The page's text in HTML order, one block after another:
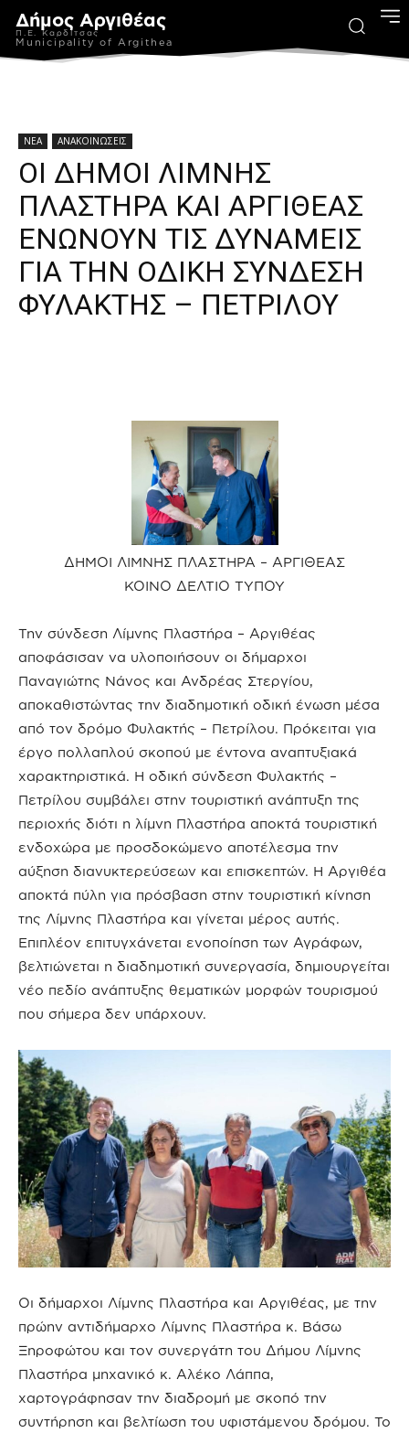
Δήμος Αργιθέας
Π.Ε. Καρδίτσας
Municipality of Argithea
ΝΕΑ ΑΝΑΚΟΙΝΩΣΕΙΣ
ΟΙ ΔΗΜΟΙ ΛΙΜΝΗΣ
ΠΛΑΣΤΗΡΑ ΚΑΙ ΑΡΓΙΘΕΑΣ
ΕΝΩΝΟΥΝ ΤΙΣ ΔΥΝΑΜΕΙΣ
ΓΙΑ ΤΗΝ ΟΔΙΚΗ ΣΥΝΔΕΣΗ
ΦΥΛΑΚΤΗΣ – ΠΕΤΡΙΛΟΥ
ΔΗΜΟΙ ΛΙΜΝΗΣ ΠΛΑΣΤΗΡΑ – ΑΡΓΙΘΕΑΣ
ΚΟΙΝΟ ΔΕΛΤΙΟ ΤΥΠΟΥ
Την σύνδεση Λίμνης Πλαστήρα – Αργιθέας
αποφάσισαν να υλοποιήσουν οι δήμαρχοι
Παναγιώτης Νάνος και Ανδρέας Στεργίου,
αποκαθιστώντας την διαδημοτική οδική ένωση μέσα
από τον δρόμο Φυλακτής – Πετρίλου. Πρόκειται για
έργο πολλαπλού σκοπού με έντονα αναπτυξιακά
χαρακτηριστικά. Η οδική σύνδεση Φυλακτής –
Πετρίλου συμβάλει στην τουριστική ανάπτυξη της
περιοχής διότι η λίμνη Πλαστήρα αποκτά τουριστική
ενδοχώρα με προσδοκώμενο αποτέλεσμα την
αύξηση διανυκτερεύσεων και επισκεπτών. Η Αργιθέα
αποκτά πύλη για πρόσβαση στην τουριστική κίνηση
της Λίμνης Πλαστήρα και γίνεται μέρος αυτής.
Επιπλέον επιτυγχάνεται ενοποίηση των Αγράφων,
βελτιώνεται η διαδημοτική συνεργασία, δημιουργείται
νέο πεδίο ανάπτυξης θεματικών μορφών τουρισμού
που σήμερα δεν υπάρχουν.
Οι δήμαρχοι Λίμνης Πλαστήρα και Αργιθέας, με την
πρώην αντιδήμαρχο Λίμνης Πλαστήρα κ. Βάσω
Ξηροφώτου και τον συνεργάτη του Δήμου Λίμνης
Πλαστήρα μηχανικό κ. Αλέκο Λάππα,
χαρτογράφησαν την διαδρομή με σκοπό την
συντήρηση και βελτίωση του υφιστάμενου δρόμου. Το